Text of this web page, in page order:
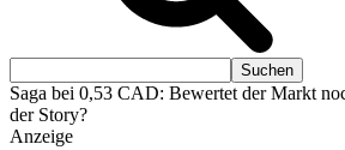
Saga bei 0,53 CAD: Bewertet der Markt
der Story?
Anzeige